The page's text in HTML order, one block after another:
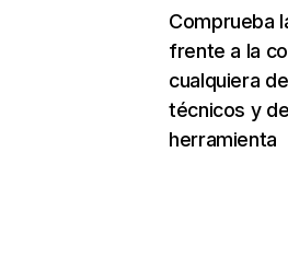
Comprueba
frente a la
cualquiera
técnicos y
herramienta